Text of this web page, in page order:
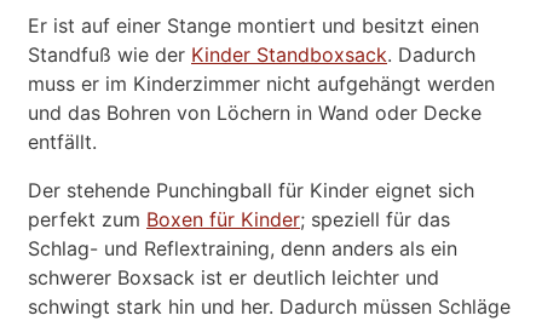
Er ist auf einer Stange montiert und besitzt einen
Standfuß wie der Kinder Standboxsack. Dadurch
muss er im Kinderzimmer nicht aufgehängt werden
und das Bohren von Löchern in Wand oder Decke
entfällt.
Der stehende Punchingball für Kinder eignet sich
perfekt zum Boxen für Kinder; speziell für das
Schlag- und Reflextraining, denn anders als ein
schwerer Boxsack ist er deutlich leichter und
schwingt stark hin und her. Dadurch müssen Schläge